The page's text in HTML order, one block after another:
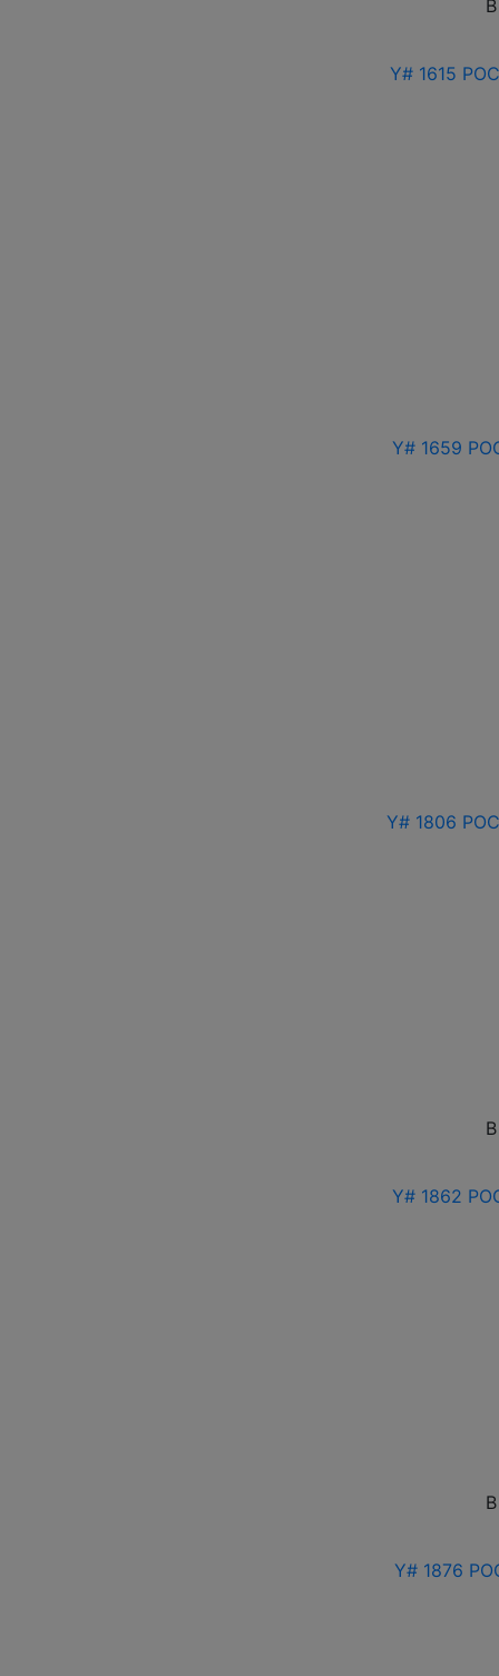
Y# 1615
Y# 1659
Y# 1806
Y# 1862
Y# 1876